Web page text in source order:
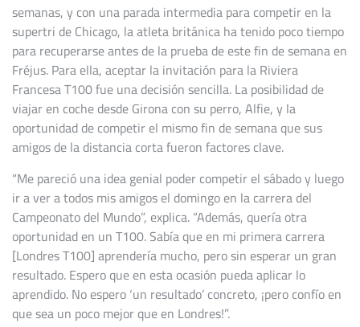
semanas, y con una parada intermedia para competir en la
supertri de Chicago, la atleta británica ha tenido poco tiempo
para recuperarse antes de la prueba de este fin de semana en
Fréjus. Para ella, aceptar la invitación para la Riviera
Francesa T100 fue una decisión sencilla. La posibilidad de
viajar en coche desde Girona con su perro, Alfie, y la
oportunidad de competir el mismo fin de semana que sus
amigos de la distancia corta fueron factores clave.
“Me pareció una idea genial poder competir el sábado y luego
ir a ver a todos mis amigos el domingo en la carrera del
Campeonato del Mundo”, explica. “Además, quería otra
oportunidad en un T100. Sabía que en mi primera carrera
[Londres T100] aprendería mucho, pero sin esperar un gran
resultado. Espero que en esta ocasión pueda aplicar lo
aprendido. No espero ‘un resultado’ concreto, ¡pero confío en
que sea un poco mejor que en Londres!”.